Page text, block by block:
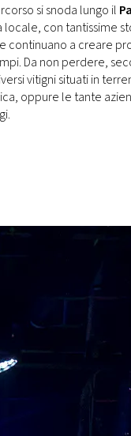
si snoda lungo il
con tantissime
continuano a creare
Da non perdere,
vitigni situati in
oppure le tante